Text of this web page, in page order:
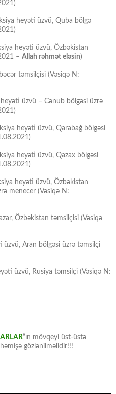
heyəti üzvü, Quba bölgə
heyəti üzvü, Özbəkistan
– Allah rəhmət eləsin)
təmsilçisi (Vəsiqə N:
heyəti üzvü – Cənub bölgəsi üzrə
heyəti üzvü, Qarabağ bölgəsi
heyəti üzvü, Qazax bölgəsi
heyəti üzvü, Özbəkistan
menecer (Vəsiqə N:
Özbəkistan təmsilçisi (Vəsiqə
üzvü, Aran bölgəsi üzrə təmsilçi
üzvü, Rusiya təmsilçi (Vəsiqə N:
“ın mövqeyi üst-üstə
gözlənilməlidir!!!